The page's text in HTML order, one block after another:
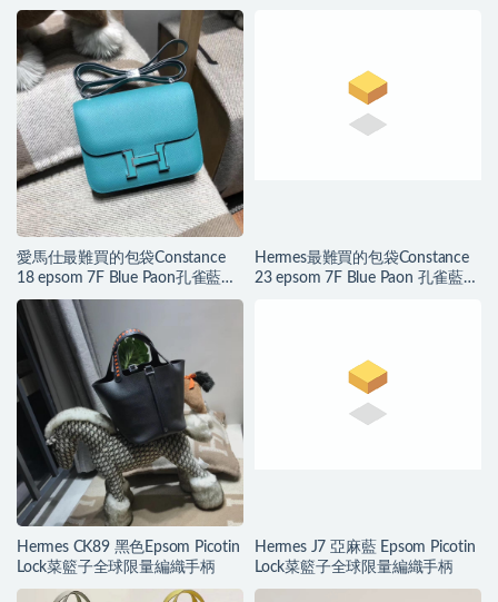
Paon
愛馬仕最難買的包袋Constance
18 epsom 7F Blue Paon孔雀藍琺
瑯銀扣
Hermes最難買的包袋Constance
23 epsom 7F Blue Paon 孔雀藍琺
Hermes CK89 黑色Epsom Picotin
Lock菜籃子全球限量編織手柄
Hermes J7 亞麻藍 Epsom Picotin
Lock菜籃子全球限量編織手柄